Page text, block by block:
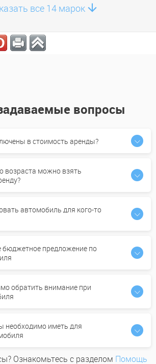
все 14 марок
вопросы
в стоимость аренды?
возраста можно взять
автомобиль для кого-то
бюджетное предложение по
обратить внимание при
необходимо иметь для
Ознакомьтесь с разделом Помощь